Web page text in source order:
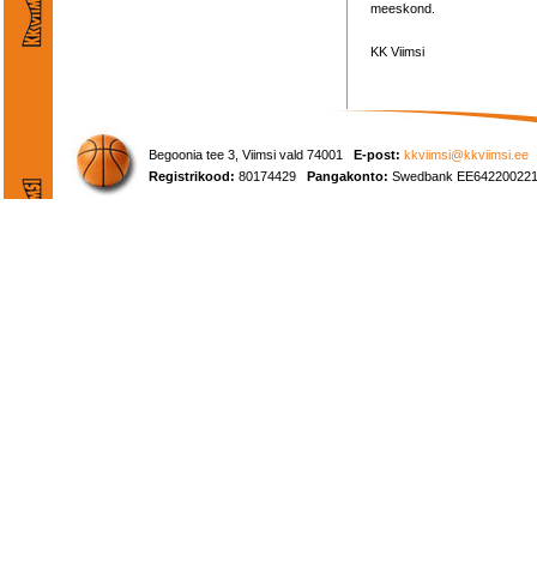
meeskond.
KK Viimsi
Begoonia tee 3, Viimsi vald 74001 E-post: kkviimsi@kkviimsi.ee
Registrikood: 80174429 Pangakonto: Swedbank